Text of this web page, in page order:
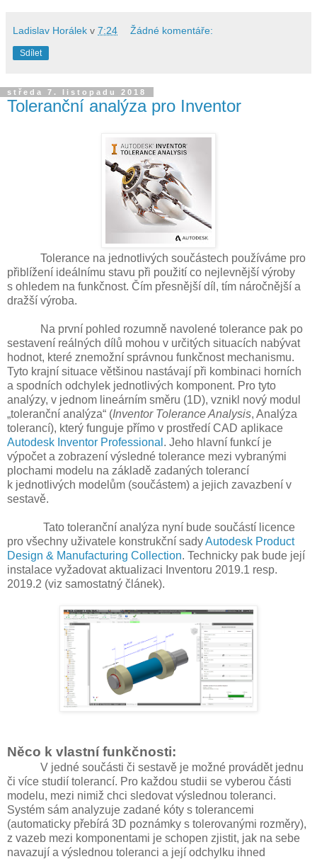
Ladislav Horálek v 7:24 Žádné komentáře:
Sdílet
středa 7. listopadu 2018
Toleranční analýza pro Inventor
Tolerance na jednotlivých součástech používáme pro
přiblížení ideálnímu stavu při použití co nejlevnější výroby
s ohledem na funkčnost. Čím přesnější díl, tím náročnější a
dražší výroba.
Na první pohled rozumně navolené tolerance pak po
sestavení reálných dílů mohou v určitých situacích nabývat
hodnot, které znemožní správnou funkčnost mechanismu.
Tyto krajní situace většinou nastávají při kombinaci horních
a spodních odchylek jednotlivých komponent. Pro tyto
analýzy, v jednom lineárním směru (1D), vznikl nový modul
„toleranční analýza“ (Inventor Tolerance Analysis, Analýza
tolerancí), který funguje přímo v prostředí CAD aplikace
Autodesk Inventor Professional . Jeho hlavní funkcí je
výpočet a zobrazení výsledné tolerance mezi vybranými
plochami modelu na základě zadaných tolerancí
k jednotlivých modelům (součástem) a jejich zavazbení v
sestavě.
Tato toleranční analýza nyní bude součástí licence
pro všechny uživatele konstrukční sadyAutodesk Product
Design & Manufacturing Collection. Technicky pak bude její
instalace vyžadovat aktualizaci Inventoru 2019.1 resp.
2019.2 (viz samostatný článek).
Něco k vlastní funkčnosti:
V jedné součásti či sestavě je možné provádět jednu
či více studií tolerancí. Pro každou studii se vyberou části
modelu, mezi nimiž chci sledovat výslednou toleranci.
Systém sám analyzuje zadané kóty s tolerancemi
(automaticky přebírá 3D poznámky s tolerovanými rozměry),
z vazeb mezi komponentami je schopen zjistit, jak na sebe
navazují a výslednou toleranci a její odchylku ihned